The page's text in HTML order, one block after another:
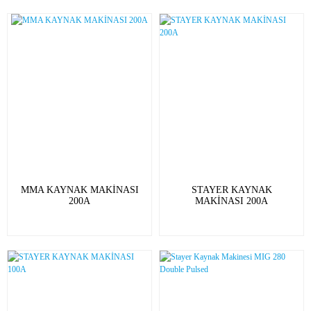
MMA KAYNAK MAKİNASI
200A
STAYER KAYNAK
MAKİNASI 200A